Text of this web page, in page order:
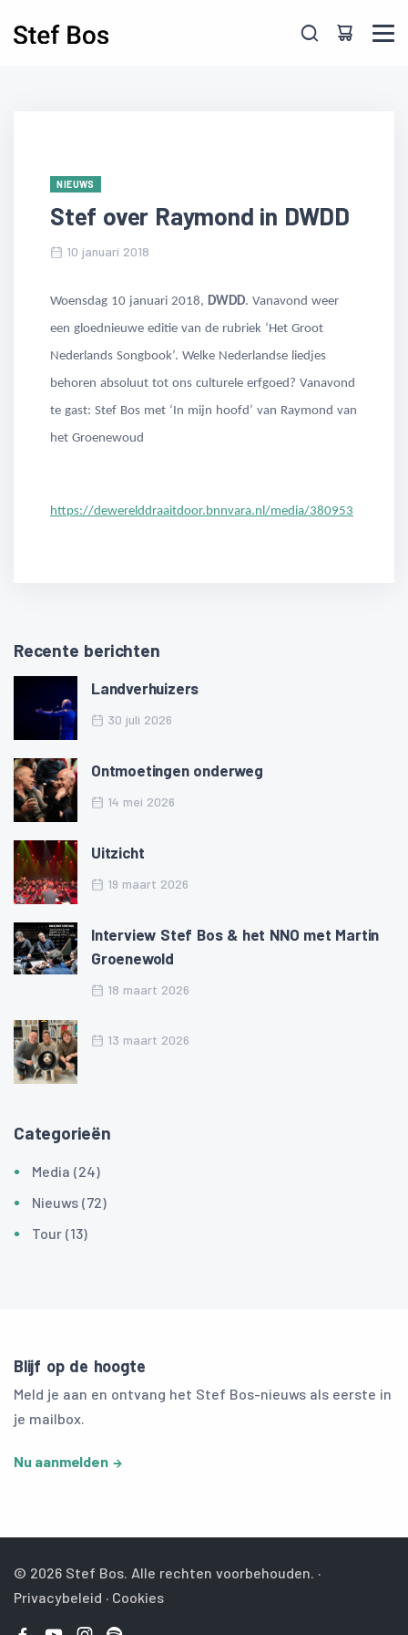
NIEUWS
Stef over Raymond in DWDD
10 januari 2018
Woensdag 10 januari 2018, DWDD. Vanavond weer
een gloednieuwe editie van de rubriek ‘Het Groot
Nederlands Songbook’. Welke Nederlandse liedjes
behoren absoluut tot ons culturele erfgoed? Vanavond
te gast: Stef Bos met ‘In mijn hoofd’ van Raymond van
het Groenewoud
https://dewerelddraaitdoor.bnnvara.nl/media/380953
Recente berichten
Landverhuizers
30 juli 2026
Ontmoetingen onderweg
14 mei 2026
Uitzicht
19 maart 2026
Interview Stef Bos & het NNO met Martin
Groenewold
18 maart 2026
13 maart 2026
Categorieën
Media (24)
Nieuws (72)
Tour (13)
Blijf op de hoogte
Meld je aan en ontvang het Stef Bos-nieuws als eerste in
je mailbox.
Nu aanmelden
© 2026 Stef Bos. Alle rechten voorbehouden. ·
Privacybeleid · Cookies